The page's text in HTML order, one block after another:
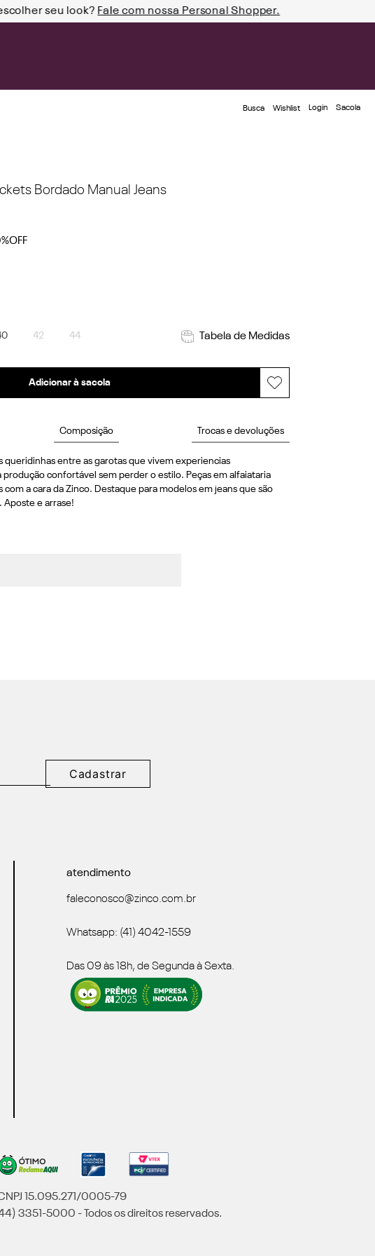
seu look? Fale com nossa Personal Shopper.
Busca Wishlist Login
Bordado Manual Jeans
OFF
42 44 Tabela de Medidas
Adicionar à sacola
Composição Trocas e devoluções
queridinhas entre as garotas que vivem experiencias
produção confortável sem perder o estilo. Peças em alfaiataria
a cara da Zinco. Destaque para modelos em jeans que são
Aposte e arrase!
Cadastrar
atendimento
faleconosco@zinco.com.br
Whatsapp: (41) 4042-1559
Das 09 às 18h, de Segunda à Sexta.
15.095.271/0005-79
3351-5000 - Todos os direitos reservados.